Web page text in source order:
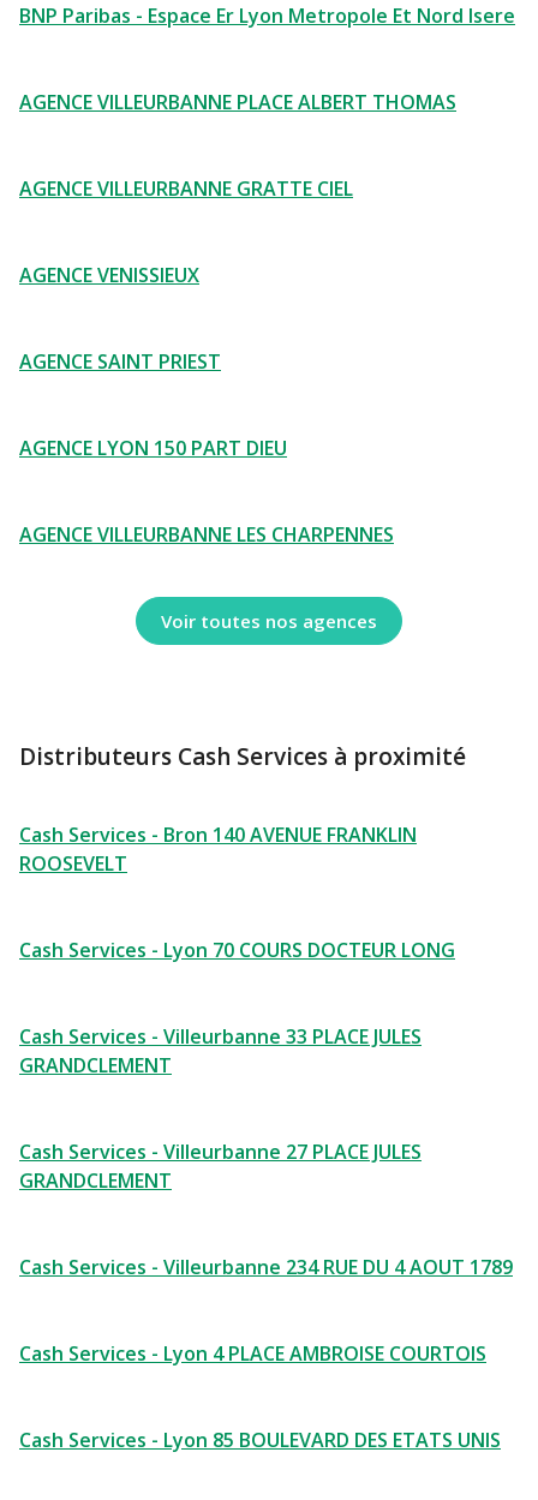
BNP Paribas - Espace Er Lyon Metropole Et Nord Isere
AGENCE VILLEURBANNE PLACE ALBERT THOMAS
AGENCE VILLEURBANNE GRATTE CIEL
AGENCE VENISSIEUX
AGENCE SAINT PRIEST
AGENCE LYON 150 PART DIEU
AGENCE VILLEURBANNE LES CHARPENNES
Voir toutes nos agences
Distributeurs Cash Services à proximité
Cash Services - Bron 140 AVENUE FRANKLIN
ROOSEVELT
Cash Services - Lyon 70 COURS DOCTEUR LONG
Cash Services - Villeurbanne 33 PLACE JULES
GRANDCLEMENT
Cash Services - Villeurbanne 27 PLACE JULES
GRANDCLEMENT
Cash Services - Villeurbanne 234 RUE DU 4 AOUT 1789
Cash Services - Lyon 4 PLACE AMBROISE COURTOIS
Cash Services - Lyon 85 BOULEVARD DES ETATS UNIS